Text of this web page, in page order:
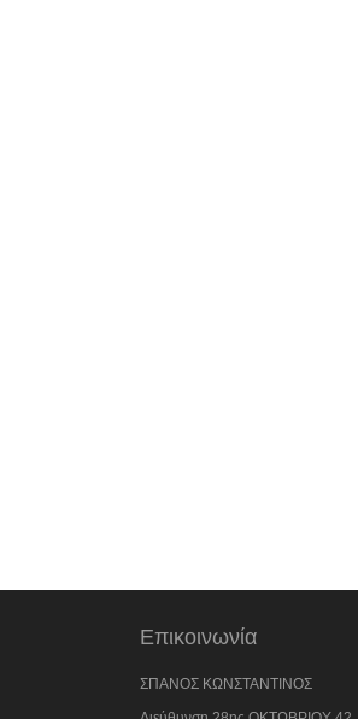
Επικοινωνία
ΣΠΑΝΟΣ ΚΩΝΣΤΑΝΤΙΝΟΣ